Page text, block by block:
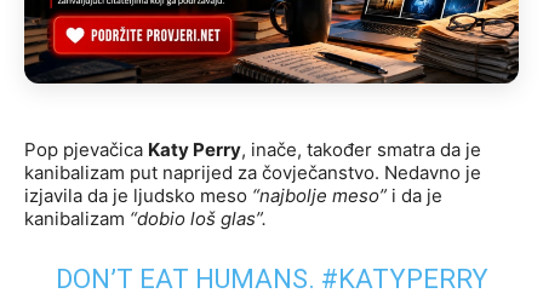
Pop pjevačica Katy Perry, inače, također smatra da je
kanibalizam put naprijed za čovječanstvo. Nedavno je
izjavila da je ljudsko meso “najbolje meso” i da je
kanibalizam “dobio loš glas”.
DON’T EAT HUMANS. #KATYPERRY